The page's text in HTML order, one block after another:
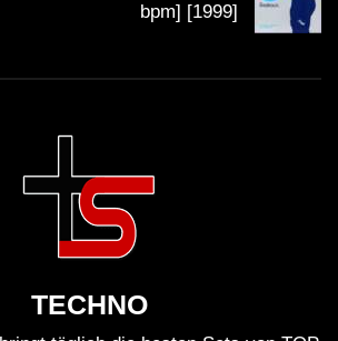
bpm] [1999]
TECHNO